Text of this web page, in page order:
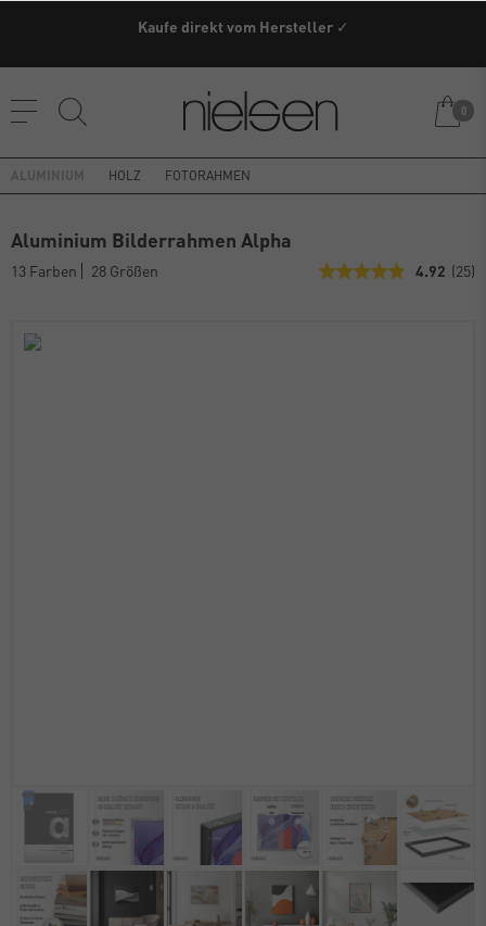
Kaufe direkt vom Hersteller ✓
0
HOLZ FOTORAHMEN
Aluminium Bilderrahmen Alpha
13 Farben 28 Größen 4.92 (25)